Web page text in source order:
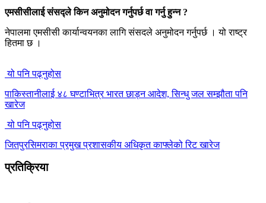
एमसीसीलाई संसद्ले किन अनुमोदन गर्नुपर्छ वा गर्नु हुन्न ?
नेपालमा एमसीसी कार्यान्वयनका लागि संसदले अनुमोदन गर्नुपर्छ । यो राष्ट्र
हितमा छ ।
यो पनि पढ्नुहोस
पाकिस्तानीलाई ४८ घण्टाभित्र भारत छाड्न आदेश, सिन्धु जल सम्झौता पनि
खारेज
यो पनि पढ्नुहोस
जितपुरसिमराका प्रमुख प्रशासकीय अधिकृत काफ्लेको रिट खारेज
प्रतिक्रिया